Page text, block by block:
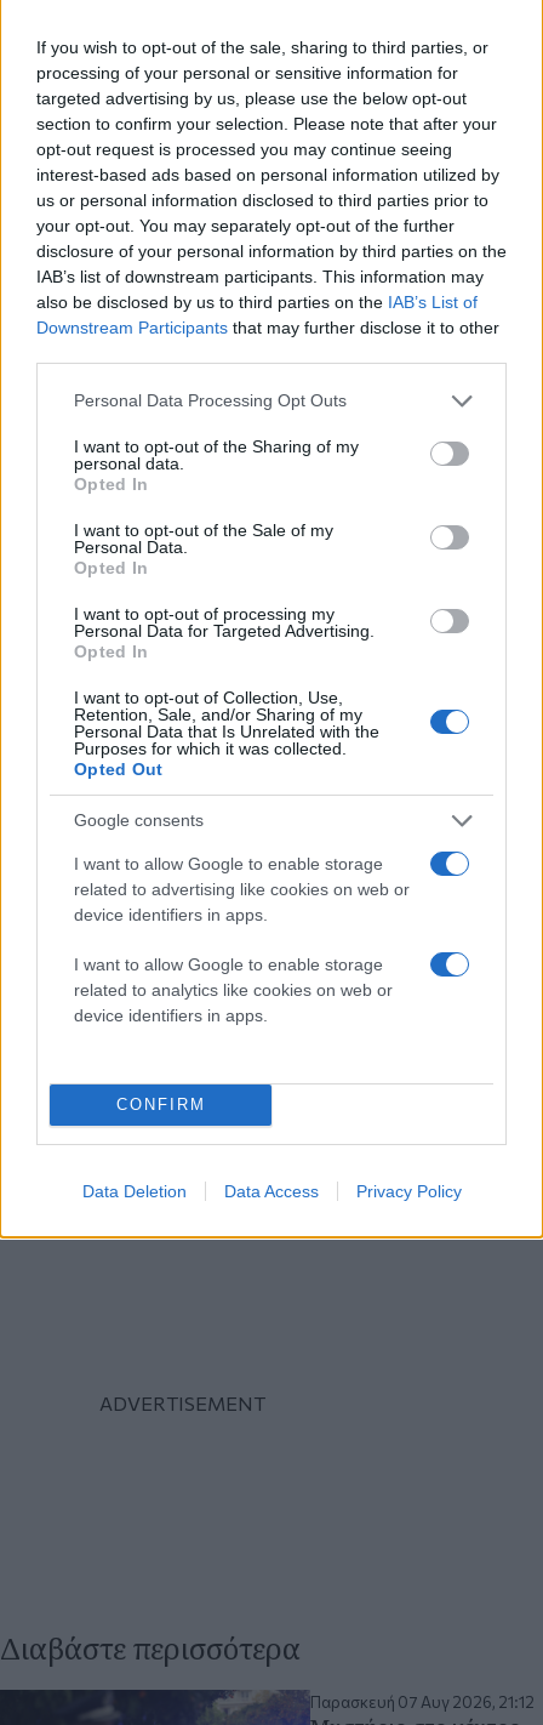
If you wish to opt-out of the sale, sharing to third parties, or
processing of your personal or sensitive information for
targeted advertising by us, please use the below opt-out
section to confirm your selection. Please note that after your
opt-out request is processed you may continue seeing
interest-based ads based on personal information utilized by
us or personal information disclosed to third parties prior to
your opt-out. You may separately opt-out of the further
disclosure of your personal information by third parties on the
IAB’s list of downstream participants. This information may
also be disclosed by us to third parties on the IAB’s List of
Downstream Participants that may further disclose it to other
Please note that this website/app uses one or more Google
not limited to your visit or usage behaviour. You may click to
grant or deny consent to Google and its third-party tags to
use your data for below specified purposes in below Google
consent section.
Personal Data Processing Opt Outs
I want to opt-out of the Sharing of my
personal data.
Opted In
I want to opt-out of the Sale of my
Personal Data.
Opted In
I want to opt-out of processing my
Personal Data for Targeted Advertising.
Opted In
I want to opt-out of Collection, Use,
Retention, Sale, and/or Sharing of my
Personal Data that Is Unrelated with the
Purposes for which it was collected.
Opted Out
Google consents
I want to allow Google to enable storage
related to advertising like cookies on web or
device identifiers in apps.
I want to allow Google to enable storage
related to analytics like cookies on web or
device identifiers in apps.
CONFIRM
Data Deletion Data Access Privacy Policy
ΘΕΣΣΑΛΟΝΙΚΗ Θεσσαλονίκη Στέλιος Αγγελούδης
Διαβάστε περισσότερα
Παρασκευή 07 Αυγ 2026, 21:12